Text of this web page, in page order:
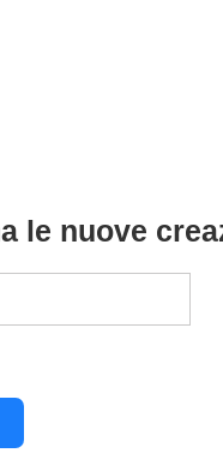
le nuove